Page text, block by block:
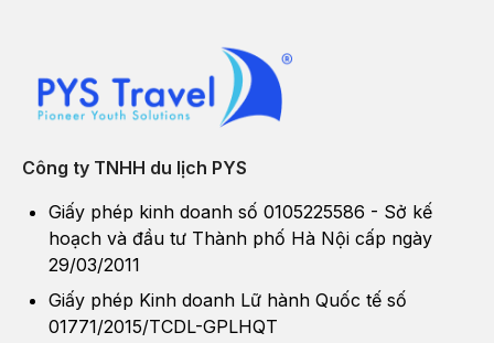
Công ty TNHH du lịch PYS
Giấy phép kinh doanh số 0105225586 - Sở kế
hoạch và đầu tư Thành phố Hà Nội cấp ngày
29/03/2011
Giấy phép Kinh doanh Lữ hành Quốc tế số
01771/2015/TCDL-GPLHQT